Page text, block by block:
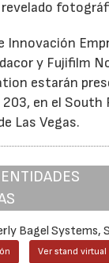
Innovación
y Fujifilm
estarán
en el South
Las Vegas.
Bagel Systems,
Ver stand virtual